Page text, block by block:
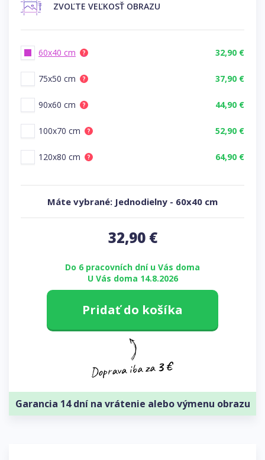
ZVOĽTE VEĽKOSŤ OBRAZU
60x40 cm ? 32,90 €
75x50 cm ? 37,90 €
90x60 cm ? 44,90 €
100x70 cm ? 52,90 €
120x80 cm ? 64,90 €
Máte vybrané: Jednodielny - 60x40 cm
32,90€
Do 6 pracovních dní u Vás doma
U Vás doma 14.8.2026
Pridať do košíka
Garancia 14 dní na vrátenie alebo výmenu obrazu